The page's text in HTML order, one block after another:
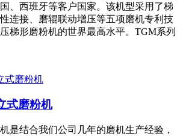
、西班牙等客户国家。该机型采用了梯
连接、磨辊联动增压等五项磨机专利技
梯形磨粉机的世界最高水平。TGM系列
式磨粉机
是结合我们公司几年的磨机生产经验，